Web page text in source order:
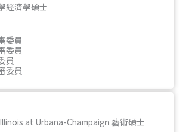
經濟學碩士
委員
委員
員
委員
at Urbana-Champaign 藝術碩士